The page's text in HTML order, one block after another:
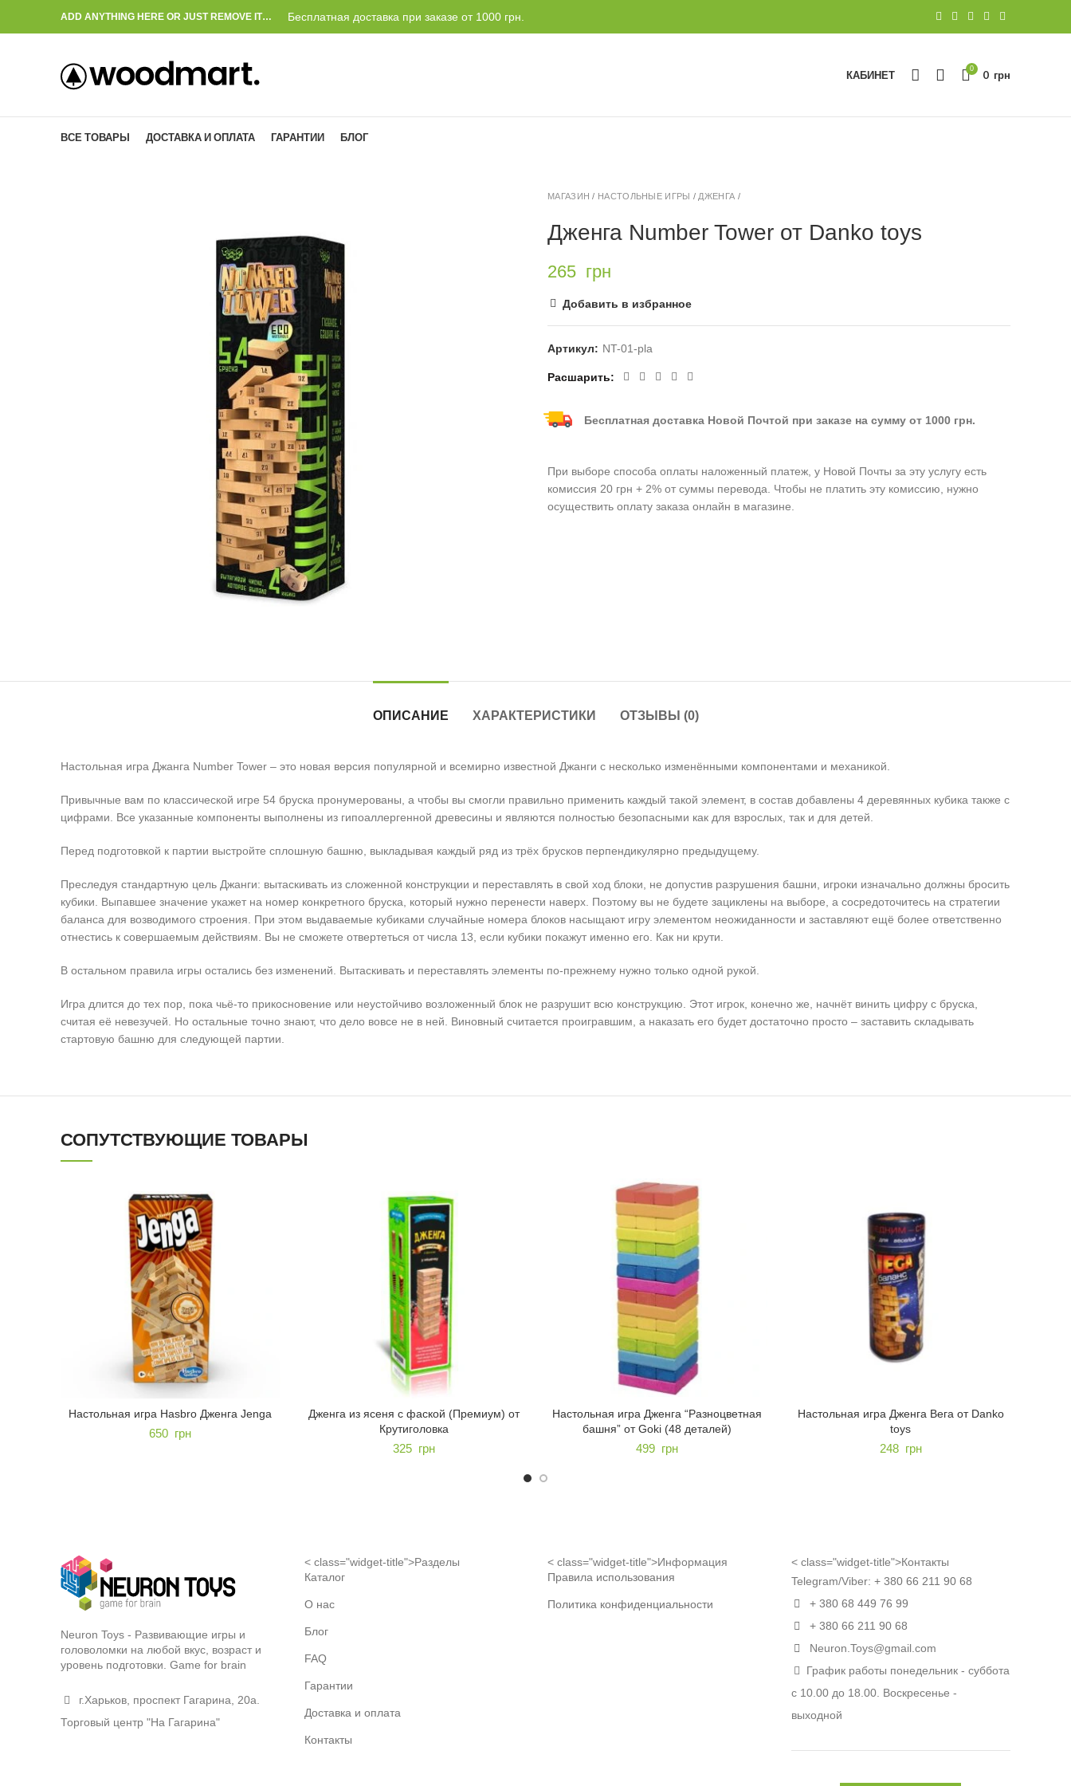
ADD ANYTHING HERE OR JUST REMOVE IT… Бесплатная доставка при заказе от 1000 грн.
КАБИНЕТ 0 0 грн
ВСЕ ТОВАРЫ ДОСТАВКА И ОПЛАТА ГАРАНТИИ БЛОГ
МАГАЗИН / НАСТОЛЬНЫЕ ИГРЫ / ДЖЕНГА /
Дженга Number Tower от Danko toys
265 грн
Добавить в избранное
Артикул: NT-01-pla
Расшарить
Бесплатная доставка Новой Почтой при заказе на сумму от 1000 грн.
При выборе способа оплаты наложенный платеж, у Новой Почты за эту услугу есть
комиссия 20 грн + 2% от суммы перевода. Чтобы не платить эту комиссию, нужно
осуществить оплату заказа онлайн в магазине.
ОПИСАНИЕ ХАРАКТЕРИСТИКИ ОТЗЫВЫ (0)
Настольная игра Джанга Number Tower – это новая версия популярной и всемирно известной Джанги с несколько изменёнными компонентами и механикой.
Привычные вам по классической игре 54 бруска пронумерованы, а чтобы вы смогли правильно применить каждый такой элемент, в состав добавлены 4 деревянных кубика также с
цифрами. Все указанные компоненты выполнены из гипоаллергенной древесины и являются полностью безопасными как для взрослых, так и для детей.
Перед подготовкой к партии выстройте сплошную башню, выкладывая каждый ряд из трёх брусков перпендикулярно предыдущему.
Преследуя стандартную цель Джанги: вытаскивать из сложенной конструкции и переставлять в свой ход блоки, не допустив разрушения башни, игроки изначально должны бросить
кубики. Выпавшее значение укажет на номер конкретного бруска, который нужно перенести наверх. Поэтому вы не будете зациклены на выборе, а сосредоточитесь на стратегии
баланса для возводимого строения. При этом выдаваемые кубиками случайные номера блоков насыщают игру элементом неожиданности и заставляют ещё более ответственно
отнестись к совершаемым действиям. Вы не сможете отвертеться от числа 13, если кубики покажут именно его. Как ни крути.
В остальном правила игры остались без изменений. Вытаскивать и переставлять элементы по-прежнему нужно только одной рукой.
Игра длится до тех пор, пока чьё-то прикосновение или неустойчиво возложенный блок не разрушит всю конструкцию. Этот игрок, конечно же, начнёт винить цифру с бруска,
считая её невезучей. Но остальные точно знают, что дело вовсе не в ней. Виновный считается проигравшим, а наказать его будет достаточно просто – заставить складывать
стартовую башню для следующей партии.
СОПУТСТВУЮЩИЕ ТОВАРЫ
Настольная игра Hasbro Дженга Jenga
650 грн
Дженга из ясеня с фаской (Премиум) от
Крутиголовка
325 грн
Настольная игра Дженга “Разноцветная
башня” от Goki (48 деталей)
499 грн
Настольная игра Дженга Вега от Danko
toys
248 грн
Neuron Toys - Развивающие игры и
головоломки на любой вкус, возраст и
уровень подготовки. Game for brain
г.Харьков, проспект Гагарина, 20а.
Торговый центр "На Гагарина"
< class="widget-title">Разделы
Каталог
О нас
Блог
FAQ
Гарантии
Доставка и оплата
Контакты
< class="widget-title">Информация
Правила использования
Политика конфиденциальности
< class="widget-title">Контакты
Telegram/Viber: + 380 66 211 90 68
+ 380 68 449 76 99
+ 380 66 211 90 68
Neuron.Toys@gmail.com
График работы понедельник - суббота
с 10.00 до 18.00. Воскресенье -
выходной